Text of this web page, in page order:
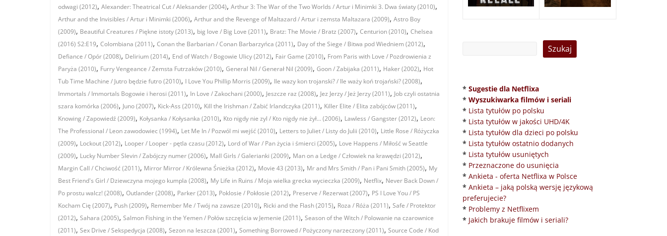
odwagi (2012), Alexander: Theatrical Cut / Aleksander (2004), Arthur 3: The War of the Two Worlds / Artur i Minimki 3. Dwa światy (2010),
Arthur and the Invisibles / Artur i Minimki (2006), Arthur and the Revenge of Maltazard / Artur i zemsta Maltazara (2009), Astro Boy
(2009), Beautiful Creatures / Piękne istoty (2013), big love / Big Love (2011), Bratz: The Movie / Bratz (2007), Centurion (2010), Chelsea
(2016) S2:E19, Colombiana (2011), Conan the Barbarian / Conan Barbarzyńca (2011), Day of the Siege / Bitwa pod Wiedniem (2012),
Defiance / Opór (2008), Delirium (2014), End of Watch / Bogowie Ulicy (2012), Fair Game (2010), From Paris with Love / Pozdrowienia z
Paryża (2010), Furry Vengeance / Zemsta Futrzaków (2010), General Nil / Generał Nil (2009), Goon / Zabijaka (2011), Haker (2002), Hot
Tub Time Machine / Jutro będzie futro (2010), I Love You Phillip Morris (2009), Ile wazy kon trojanski? / Ile waży koń trojański? (2008),
Immortals / Immortals Bogowie i herosi (2011), In Love / Zakochani (2000), Jeszcze raz (2008), Jez Jerzy / Jeż Jerzy (2011), Job czyli ostatnia
szara komórka (2006), Juno (2007), Kick-Ass (2010), Kill the Irishman / Zabić Irlandczyka (2011), Killer Elite / Elita zabójców (2011),
Knowing / Zapowiedź (2009), Kołysanka / Kołysanka (2010), Kto nigdy nie zyl / Kto nigdy nie żył… (2006), Lawless / Gangster (2012), Leon:
The Professional / Leon zawodowiec (1994), Let Me In / Pozwól mi wejść (2010), Letters to Juliet / Listy do Julii (2010), Little Rose / Różyczka
(2009), Lockout (2012), Looper / Looper - pętla czasu (2012), Lord of War / Pan życia i śmierci (2005), Love Happens / Miłość w Seattle
(2009), Lucky Number Slevin / Zabójczy numer (2006), Mall Girls / Galerianki (2009), Man on a Ledge / Człowiek na krawędzi (2012),
Margin Call / Chciwość (2011), Mirror Mirror / Królewna Śnieżka (2012), Movie 43 (2013), Mr and Mrs Smith / Pan i Pani Smith (2005), My
Best Friend's Girl / Dziewczyna mojego kumpla (2008), My Life in Ruins / Moja wielka grecka wycieczka (2009), Netflix, Never Back Down /
Po prostu walcz! (2008), Outlander (2008), Parker (2013), Poklosie / Pokłosie (2012), Preserve / Rezerwat (2007), PS I Love You / PS
Kocham Cię (2007), Push (2009), Remember Me / Twój na zawsze (2010), Ricki and the Flash (2015), Roza / Róża (2011), Safe / Protektor
(2012), Sahara (2005), Salmon Fishing in the Yemen / Połów szczęścia w Jemenie (2011), Season of the Witch / Polowanie na czarownice
(2011), Sex Drive / Sekspedycja (2008), Sezon na leszcza (2001), Something Borrowed / Pożyczony narzeczony (2011), Source Code / Kod
* Sugestie dla Netflixa
* Wyszukiwarka filmów i seriali
* Lista tytułów po polsku
* Lista tytułów w jakości UHD/4K
* Lista tytułów dla dzieci po polsku
* Lista tytułów ostatnio dodanych
* Lista tytułów usuniętych
* Przeznaczone do usunięcia
* Ankieta - oferta Netflixa w Polsce
* Ankieta – jaką polską wersję językową
preferujecie?
* Problemy z Netflixem
* Jakich brakuje filmów i seriali?